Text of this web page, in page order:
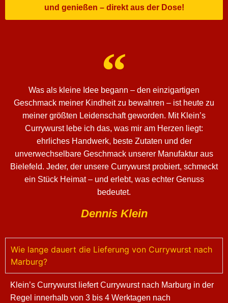
und genießen – direkt aus der Dose!
Was als kleine Idee begann – den einzigartigen
Geschmack meiner Kindheit zu bewahren – ist heute zu
meiner größten Leidenschaft geworden. Mit Klein’s
Currywurst lebe ich das, was mir am Herzen liegt:
ehrliches Handwerk, beste Zutaten und der
unverwechselbare Geschmack unserer Manufaktur aus
Bielefeld. Jeder, der unsere Currywurst probiert, schmeckt
ein Stück Heimat – und erlebt, was echter Genuss
bedeutet.
Dennis Klein
Wie lange dauert die Lieferung von Currywurst nach
Marburg?
Klein’s Currywurst liefert Currywurst nach Marburg in der
Regel innerhalb von 3 bis 4 Werktagen nach